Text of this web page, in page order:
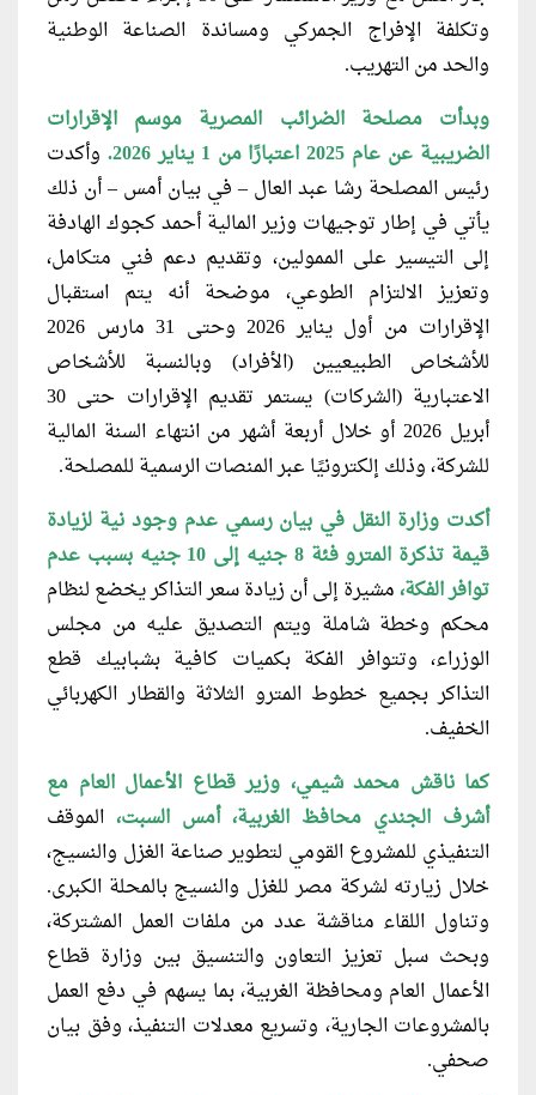
وتكلفة الإفراج الجمركي ومساندة الصناعة الوطنية
والحد من التهريب.
وبدأت مصلحة الضرائب المصرية موسم الإقرارات
الضريبية عن عام 2025 اعتبارًا من 1 يناير 2026.
وأكدت
رئيس المصلحة رشا عبد العال – في بيان أمس – أن ذلك
يأتي في إطار توجيهات وزير المالية أحمد كجوك الهادفة
إلى التيسير على الممولين، وتقديم دعم فني متكامل،
وتعزيز الالتزام الطوعي، موضحة أنه يتم استقبال
الإقرارات من أول يناير 2026 وحتى 31 مارس 2026
للأشخاص الطبيعيين (الأفراد) وبالنسبة للأشخاص
الاعتبارية (الشركات) يستمر تقديم الإقرارات حتى 30
أبريل 2026 أو خلال أربعة أشهر من انتهاء السنة المالية
للشركة، وذلك إلكترونيًا عبر المنصات الرسمية للمصلحة.
أكدت وزارة النقل في بيان رسمي عدم وجود نية لزيادة
قيمة تذكرة المترو فئة 8 جنيه إلى 10 جنيه بسبب عدم
توافر الفكة،مشيرة إلى أن زيادة سعر التذاكر يخضع لنظام
محكم وخطة شاملة ويتم التصديق عليه من مجلس
الوزراء، وتتوافر الفكة بكميات كافية بشبابيك قطع
التذاكر بجميع خطوط المترو الثلاثة والقطار الكهربائي
الخفيف.
كما ناقش محمد شيمي، وزير قطاع الأعمال العام مع
أشرف الجندي محافظ الغربية، أمس السبت، الموقف
التنفيذي للمشروع القومي لتطوير صناعة الغزل والنسيج،
خلال زيارته لشركة مصر للغزل والنسيج بالمحلة الكبرى.
وتناول اللقاء مناقشة عدد من ملفات العمل المشتركة،
وبحث سبل تعزيز التعاون والتنسيق بين وزارة قطاع
الأعمال العام ومحافظة الغربية، بما يسهم في دفع العمل
بالمشروعات الجارية، وتسريع معدلات التنفيذ، وفق بيان
صحفي.